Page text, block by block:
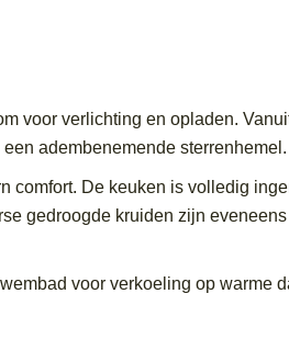
voor verlichting en opladen.
adembenemende sterrenhemel.
comfort. De keuken is volledig
gedroogde kruiden zijn
voor verkoeling op warme